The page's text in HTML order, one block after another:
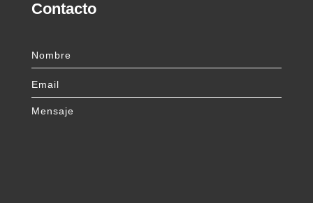
Contacto